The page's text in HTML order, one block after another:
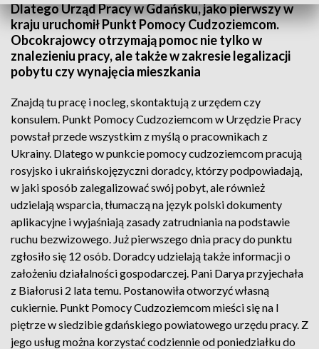
Dlatego Urząd Pracy w Gdańsku, jako pierwszy w
kraju uruchomił Punkt Pomocy Cudzoziemcom.
Obcokrajowcy otrzymają pomoc nie tylko w
znalezieniu pracy, ale także w zakresie legalizacji
pobytu czy wynajęcia mieszkania
Znajdą tu pracę i nocleg, skontaktują z urzędem czy
konsulem. Punkt Pomocy Cudzoziemcom w Urzędzie Pracy
powstał przede wszystkim z myślą o pracownikach z
Ukrainy. Dlatego w punkcie pomocy cudzoziemcom pracują
rosyjsko i ukraińskojęzyczni doradcy, którzy podpowiadają,
w jaki sposób zalegalizować swój pobyt, ale również
udzielają wsparcia, tłumaczą na język polski dokumenty
aplikacyjne i wyjaśniają zasady zatrudniania na podstawie
ruchu bezwizowego. Już pierwszego dnia pracy do punktu
zgłosiło się 12 osób. Doradcy udzielają także informacji o
założeniu działalności gospodarczej. Pani Darya przyjechała
z Białorusi 2 lata temu. Postanowiła otworzyć własną
cukiernie. Punkt Pomocy Cudzoziemcom mieści się na I
piętrze w siedzibie gdańskiego powiatowego urzędu pracy. Z
jego usług można korzystać codziennie od poniedziałku do